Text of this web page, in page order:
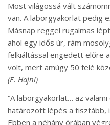
Most világossá vált
van. A laborgyakorlat pedig
Másnap reggel rugalmas
ahol egy idős úr, rám
felkiáltással engedett előre
volt, mert amúgy 50 felé
(E. Hajni)
“A laborgyakorlat… az valami
határozott lépés a tisztább,
Ebben a néhány órában